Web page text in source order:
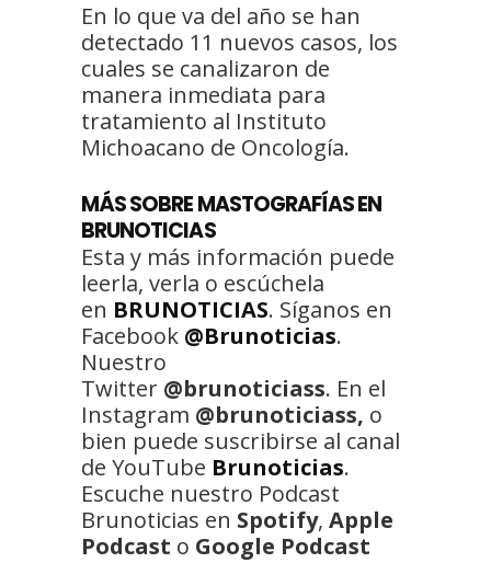
En lo que va del año se han
detectado 11 nuevos casos, los
cuales se canalizaron de
manera inmediata para
tratamiento al Instituto
Michoacano de Oncología.
MÁS SOBRE MASTOGRAFÍAS EN
BRUNOTICIAS
Esta y más información puede
leerla, verla o escúchela
en BRUNOTICIAS. Síganos en
Facebook @Brunoticias.
Nuestro
Twitter @brunoticiass. En el
Instagram @brunoticiass, o
bien puede suscribirse al canal
de YouTube Brunoticias.
Escuche nuestro Podcast
Brunoticias en Spotify, Apple
Podcast o Google Podcast